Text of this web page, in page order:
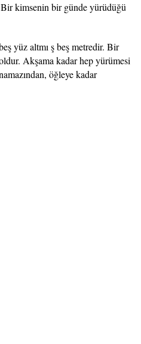
kimsenin bir günde yürüdüğü
yüz altmı ş beş metredir. Bir
Akşama kadar hep yürümesi
öğleye kadar